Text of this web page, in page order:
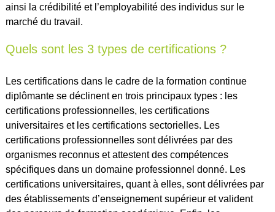
ainsi la crédibilité et l’employabilité des individus sur le
marché du travail.
Quels sont les 3 types de certifications ?
Les certifications dans le cadre de la formation continue
diplômante se déclinent en trois principaux types : les
certifications professionnelles, les certifications
universitaires et les certifications sectorielles. Les
certifications professionnelles sont délivrées par des
organismes reconnus et attestent des compétences
spécifiques dans un domaine professionnel donné. Les
certifications universitaires, quant à elles, sont délivrées par
des établissements d’enseignement supérieur et valident